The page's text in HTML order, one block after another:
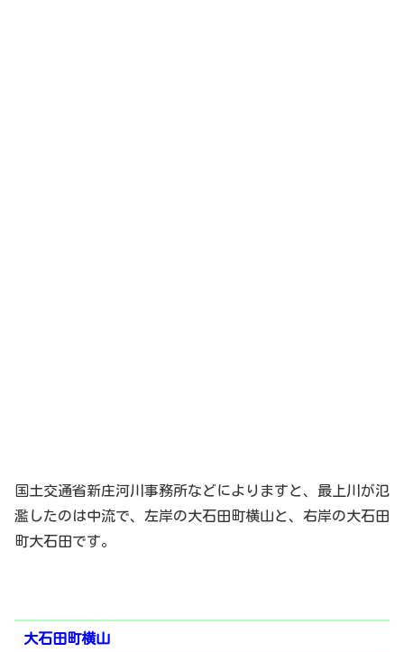
国土交通省新庄河川事務所などによりますと、最上川が氾
濫したのは中流で、左岸の大石田町横山と、右岸の大石田
町大石田です。
大石田町横山